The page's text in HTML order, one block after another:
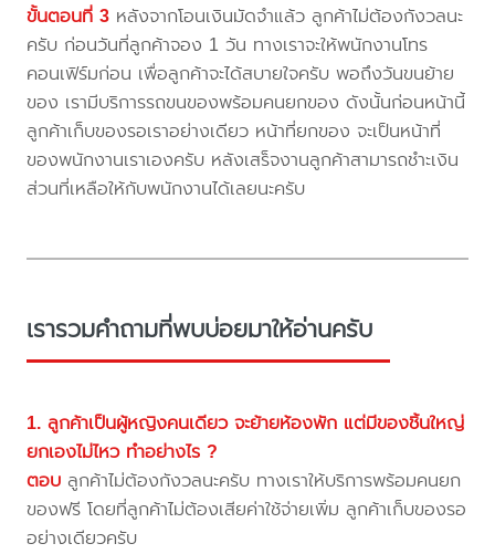
ขั้นตอนที่ 3 หลังจากโอนเงินมัดจำแล้ว ลูกค้าไม่ต้องกังวลนะ
ครับ ก่อนวันที่ลูกค้าจอง 1 วัน ทางเราจะให้พนักงานโทร
คอนเฟิร์มก่อน เพื่อลูกค้าจะได้สบายใจครับ พอถึงวันขนย้าย
ของ เรามีบริการรถขนของพร้อมคนยกของ ดังนั้นก่อนหน้านี้
ลูกค้าเก็บของรอเราอย่างเดียว หน้าที่ยกของ จะเป็นหน้าที่
ของพนักงานเราเองครับ หลังเสร็จงานลูกค้าสามารถชำะเงิน
ส่วนที่เหลือให้กับพนักงานได้เลยนะครับ
เรารวมคำถามที่พบบ่อยมาให้อ่านครับ
1. ลูกค้าเป็นผู้หญิงคนเดียว จะย้ายห้องพัก แต่มีของชิ้นใหญ่
ยกเองไม่ไหว ทำอย่างไร ?
ตอบ ลูกค้าไม่ต้องกังวลนะครับ ทางเราให้บริการพร้อมคนยก
ของฟรี โดยที่ลูกค้าไม่ต้องเสียค่าใช้จ่ายเพิ่ม ลูกค้าเก็บของรอ
อย่างเดียวครับ